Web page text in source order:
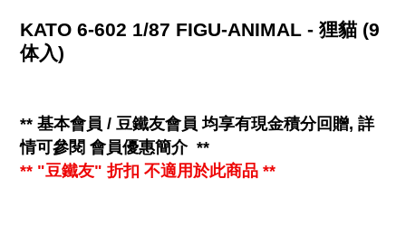
KATO 6-602 1/87 FIGU-ANIMAL - 狸貓 (9
体入)
** 基本會員 / 豆鐵友會員 均享有現金積分回贈, 詳
情可參閱 會員優惠簡介 **
** "豆鐵友" 折扣 不適用於此商品 **